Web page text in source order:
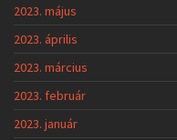
2023. május
2023. április
2023. március
2023. február
2023. január